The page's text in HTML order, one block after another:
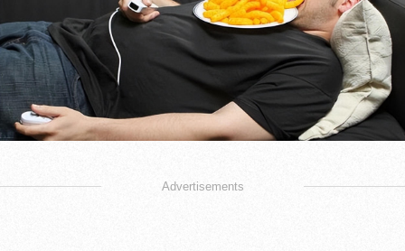
Advertisements